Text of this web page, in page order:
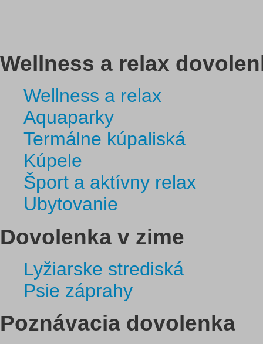
Wellness a relax
Wellness a relax
Aquaparky
Termálne kúpaliská
Kúpele
Šport a aktívny relax
Ubytovanie
Dovolenka v zime
Lyžiarske strediská
Psie záprahy
Poznávacia dovolenka